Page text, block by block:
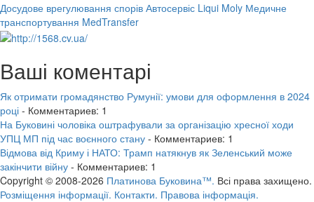
Досудове врегулювання спорів Автосервіс Liqui Moly Медичне
транспортування MedTransfer
Ваші коментарі
Як отримати громадянство Румунії: умови для оформлення в 2024
році - Комментариев: 1
На Буковині чоловіка оштрафували за організацію хресної ходи
УПЦ МП під час воєнного стану - Комментариев: 1
Відмова від Криму і НАТО: Трамп натякнув як Зеленський може
закінчити війну - Комментариев: 1
Copyright © 2008-2026 Платинова Буковина™. Всі права захищено.
Розміщення інформації. Контакти. Правова інформація.